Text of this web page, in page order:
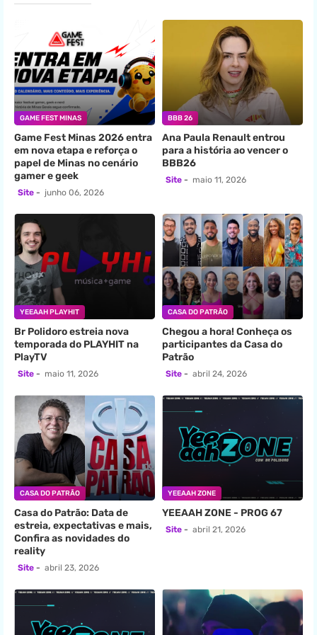
GAME FEST MINAS
Game Fest Minas 2026 entra
em nova etapa e reforça o
papel de Minas no cenário
gamer e geek
Site junho 06, 2026
BBB 26
Ana Paula Renault entrou
para a história ao vencer o
BBB26
Site maio 11, 2026
YEEAAH PLAYHIT
Br Polidoro estreia nova
temporada do PLAYHIT na
PlayTV
Site maio 11, 2026
CASA DO PATRÃO
Chegou a hora! Conheça os
participantes da Casa do
Patrão
Site abril 24, 2026
CASA DO PATRÃO
Casa do Patrão: Data de
estreia, expectativas e mais,
Confira as novidades do
reality
Site abril 23, 2026
YEEAAH ZONE
YEEAAH ZONE - PROG 67
Site abril 21, 2026